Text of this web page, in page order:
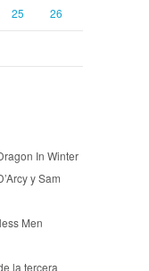
25 26
In Winter
y Sam
Men
la tercera